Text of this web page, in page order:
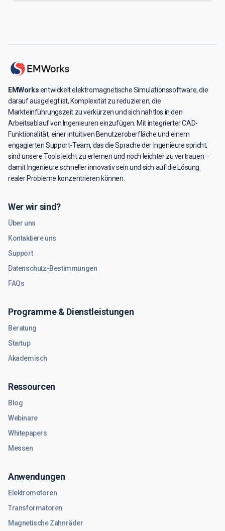
EMWorksentwickelt elektromagnetische Simulationssoftware, die
darauf ausgelegt ist, Komplexität zu reduzieren, die
Markteinführungszeit zu verkürzen und sich nahtlos in den
Arbeitsablauf von Ingenieuren einzufügen. Mit integrierter CAD-
Funktionalität, einer intuitiven Benutzeroberfläche und einem
engagierten Support-Team, das die Sprache der Ingenieure spricht,
sind unsere Tools leicht zu erlernen und noch leichter zu vertrauen –
damit Ingenieure schneller innovativ sein und sich auf die Lösung
realer Probleme konzentrieren können.
Wer wir sind?
Über uns
Kontaktiere uns
Support
Datenschutz-Bestimmungen
FAQs
Programme & Dienstleistungen
Beratung
Startup
Akademisch
Ressourcen
Blog
Webinare
Whitepapers
Messen
Anwendungen
Elektromotoren
Transformatoren
Magnetische Zahnräder